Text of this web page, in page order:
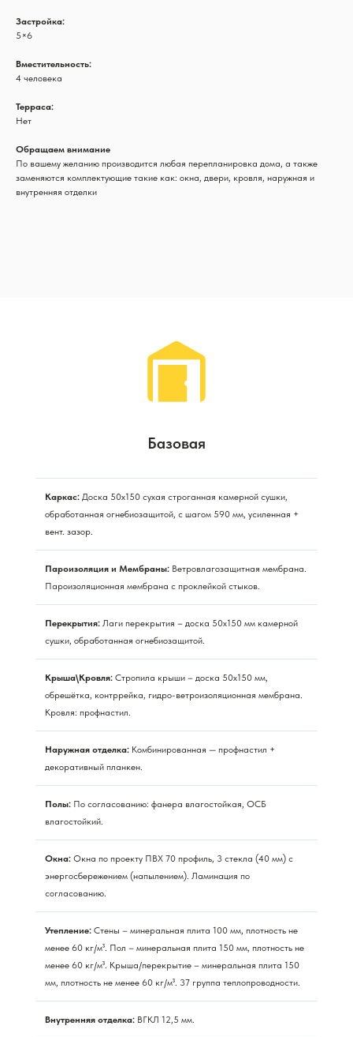
Застройка:
5×6
Вместительность:
4 человека
Терраса:
Нет
Обращаем внимание
По вашему желанию производится любая перепланировка дома, а также
заменяются комплектующие такие как: окна, двери, кровля, наружная и
внутренняя отделки
Базовая
Каркас: Доска 50х150 сухая строганная камерной сушки,
обработанная огнебиозащитой, с шагом 590 мм, усиленная +
вент. зазор.
Пароизоляция и Мембраны: Ветровлагозащитная мембрана.
Пароизоляционная мембрана с проклейкой стыков.
Перекрытия: Лаги перекрытия – доска 50х150 мм камерной
сушки, обработанная огнебиозащитой.
Крыша\Кровля: Стропила крыши – доска 50х150 мм,
обрешётка, контррейка, гидро-ветроизоляционная мембрана.
Кровля: профнастил.
Наружная отделка: Комбинированная — профнастил +
декоративный планкен.
Полы: По согласованию: фанера влагостойкая, ОСБ
влагостойкий.
Окна: Окна по проекту ПВХ 70 профиль, 3 стекла (40 мм) с
энергосбережением (напылением). Ламинация по
согласованию.
Утепление: Стены – минеральная плита 100 мм, плотность не
менее 60 кг/м³. Пол – минеральная плита 150 мм, плотность не
менее 60 кг/м³. Крыша/перекрытие – минеральная плита 150
мм, плотность не менее 60 кг/м³. 37 группа теплопроводности.
Внутренняя отделка: ВГКЛ 12,5 мм.